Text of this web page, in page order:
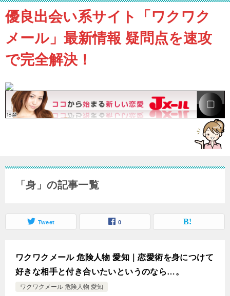
優良出会い系サイト「ワクワク
メール」最新情報 疑問点を速攻
で完全解決！
「身」の記事一覧
Tweet 0
ワクワクメール 危険人物 愛知｜恋愛術を身につけて
好きな相手と付き合いたいというのなら…。
ワクワクメール 危険人物 愛知